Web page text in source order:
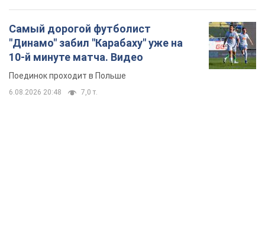
Самый дорогой футболист
"Динамо" забил "Карабаху" уже на
10-й минуте матча. Видео
Поединок проходит в Польше
6.08.2026 20:48 7,0 т.